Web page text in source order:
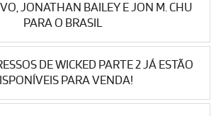
JONATHAN BAILEY E JON M. CHU
PARA O BRASIL
DE WICKED PARTE 2 JÁ ESTÃO
PARA VENDA!